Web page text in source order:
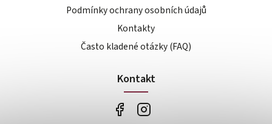
Podmínky ochrany osobních údajů
Kontakty
Často kladené otázky (FAQ)
Kontakt